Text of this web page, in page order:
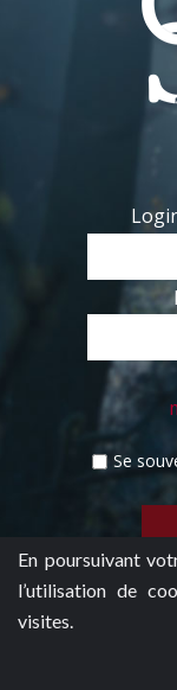
En poursuivant
l’utilisation de
visites.
Se